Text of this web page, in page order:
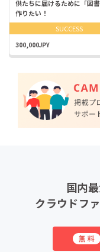
供たちに届けるために「図
作りたい！
SUCCESS
300,000JPY
国内
クラウドフ
無料